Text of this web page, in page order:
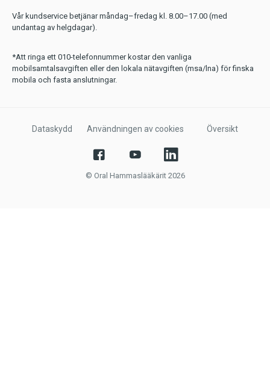
Vår kundservice betjänar måndag–fredag kl. 8.00–17.00 (med
undantag av helgdagar).
*Att ringa ett 010-telefonnummer kostar den vanliga
mobilsamtalsavgiften eller den lokala nätavgiften (msa/lna) för finska
mobila och fasta anslutningar.
Dataskydd Användningen av cookies Översikt
© Oral Hammaslääkärit 2026